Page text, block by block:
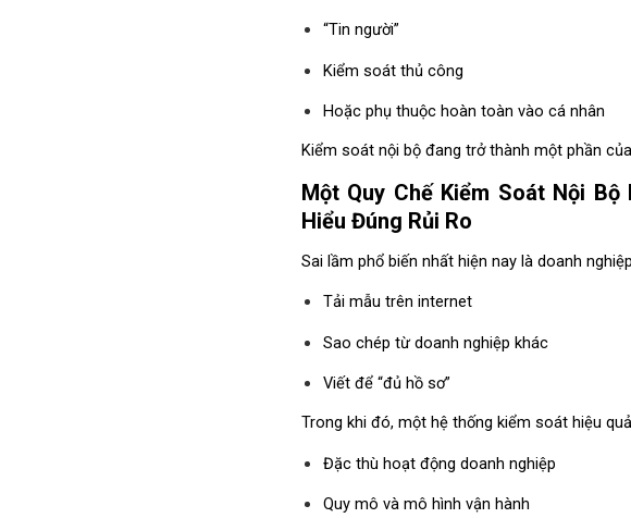
“Tin người”
Kiểm soát thủ công
Hoặc phụ thuộc hoàn toàn vào cá nhân
Kiểm soát nội bộ đang trở thành một phần
Một Quy Chế Kiểm Soát Nội
Hiểu Đúng Rủi Ro
Sai lầm phổ biến nhất hiện nay là doanh
Tải mẫu trên internet
Sao chép từ doanh nghiệp khác
Viết để “đủ hồ sơ”
Trong khi đó, một hệ thống kiểm soát hiệu
Đặc thù hoạt động doanh nghiệp
Quy mô và mô hình vận hành